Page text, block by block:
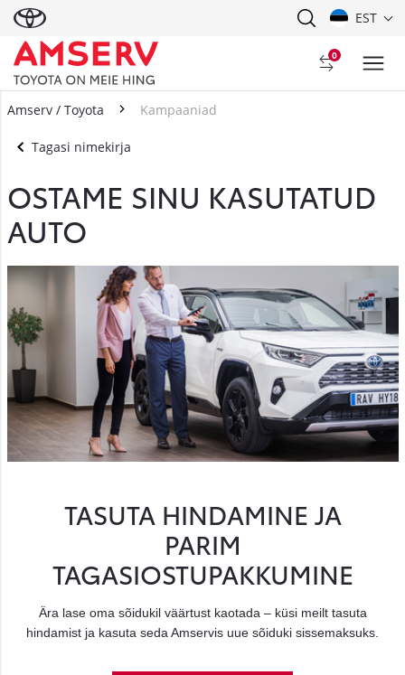
EST
0
Amserv / Toyota Kampaaniad
Tagasi nimekirja
OSTAME SINU KASUTATUD
AUTO
TASUTA HINDAMINE JA
PARIM
TAGASIOSTUPAKKUMINE
Ära lase oma sõidukil väärtust kaotada – küsi meilt tasuta
hindamist ja kasuta seda Amservis uue sõiduki sissemaksuks.